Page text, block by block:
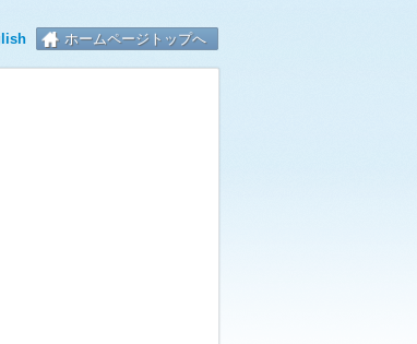
ホームページトップへ